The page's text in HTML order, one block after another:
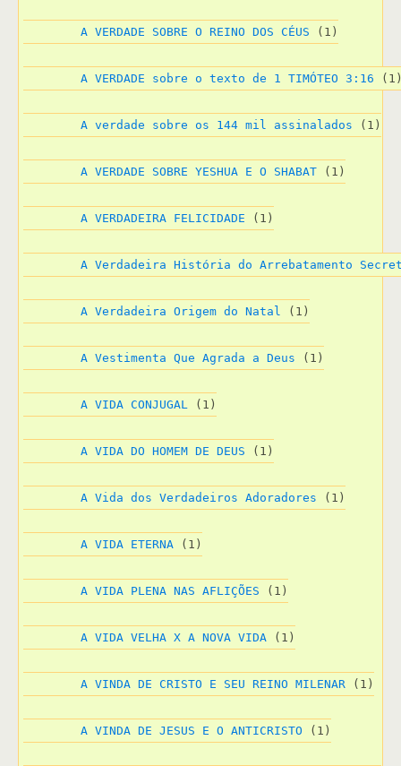
A VERDADE SOBRE O REINO DOS CÉUS (1)
A VERDADE sobre o texto de 1 TIMÓTEO 3:16
A verdade sobre os 144 mil assinalados (1)
A VERDADE SOBRE YESHUA E O SHABAT (1)
A VERDADEIRA FELICIDADE (1)
A Verdadeira História do Arrebatamento
A Verdadeira Origem do Natal (1)
A Vestimenta Que Agrada a Deus (1)
A VIDA CONJUGAL (1)
A VIDA DO HOMEM DE DEUS (1)
A Vida dos Verdadeiros Adoradores (1)
A VIDA ETERNA (1)
A VIDA PLENA NAS AFLIÇÕES (1)
A VIDA VELHA X A NOVA VIDA (1)
A VINDA DE CRISTO E SEU REINO MILENAR (1)
A VINDA DE JESUS E O ANTICRISTO (1)